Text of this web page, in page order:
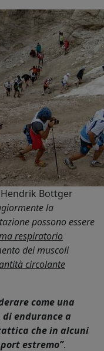
Hendrik Bottger
la
possono essere
respiratorio
dei muscoli
circolante
come una
endurance a
che in alcuni
estremo”.